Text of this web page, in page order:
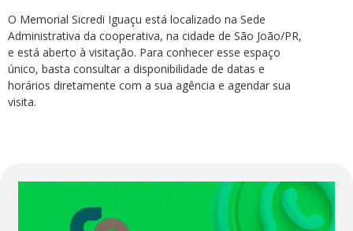
O Memorial Sicredi Iguaçu está localizado na Sede
Administrativa da cooperativa, na cidade de São João/PR,
e está aberto à visitação. Para conhecer esse espaço
único, basta consultar a disponibilidade de datas e
horários diretamente com a sua agência e agendar sua
visita.